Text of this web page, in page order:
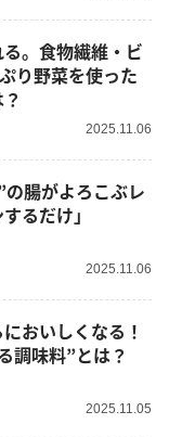
る。食物繊維・ビ
り野菜を使った
2025.11.06
腸がよろこぶレ
るだけ」
2025.11.06
おいしくなる！
調味料”とは？
2025.11.05